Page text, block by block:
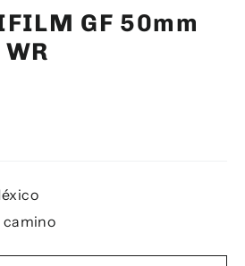
GF 50mm
camino